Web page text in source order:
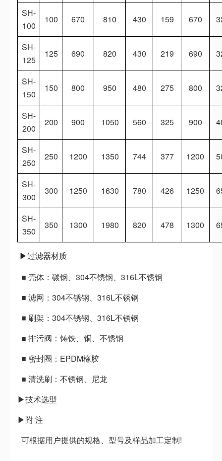
SH-
100
100 670 810 430 159 670
SH-
125
125 690 820 430 219 690
SH-
150
150 800 950 480 275 800
SH-
200
200 900 1050 560 325 900
SH-
250
250 1200 1350 744 377 1200
SH-
300
300 1250 1630 780 426 1250
SH-
350
350 1300 1980 820 478 1300
▶过滤器材质
■ 壳体：碳钢、304不锈钢、316L不锈钢
■ 滤网：304不锈钢、316L不锈钢
■ 刷架：304不锈钢、316L不锈钢
■ 排污阀：铸铁、铜、不锈钢
■ 密封圈：EPDM橡胶
■ 清洗刷：不锈钢、尼龙
▶技术选型
▶附 注
可根据用户提供的规格、型号及样品加工定制!